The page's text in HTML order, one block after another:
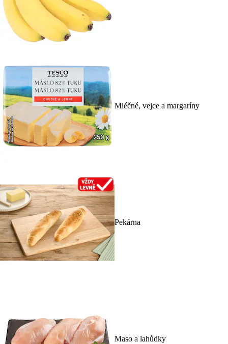
Mléčné, vejce a margaríny
Pekárna
Maso a lahůdky